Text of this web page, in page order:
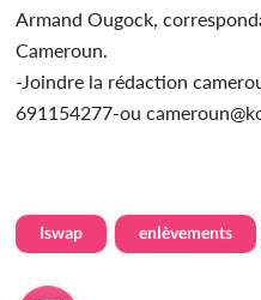
Armand Ougock,
Cameroun.
-Joindre la rédaction
691154277-ou
Iswap enlèvements